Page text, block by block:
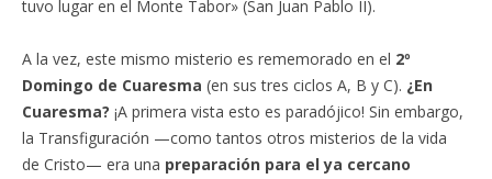
tuvo lugar en el Monte Tabor» (San Juan Pablo II).
A la vez, este mismo misterio es rememorado en el 2º
Domingo de Cuaresma (en sus tres ciclos A, B y C). ¿En
Cuaresma? ¡A primera vista esto es paradójico! Sin embargo,
la Transfiguración —como tantos otros misterios de la vida
de Cristo— era una preparación para el ya cercano